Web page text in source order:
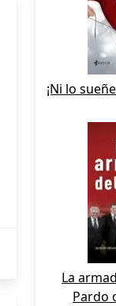
¡Ni lo
La
Pardo